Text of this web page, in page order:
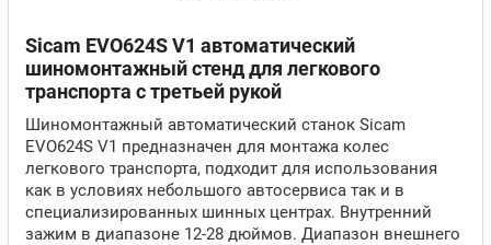
Sicam EVO624S V1 автоматический
шиномонтажный стенд для легкового
транспорта с третьей рукой
Шиномонтажный автоматический станок Sicam
EVO624S V1 предназначен для монтажа колес
легкового транспорта, подходит для использования
как в условиях небольшого автосервиса так и в
специализированных шинных центрах. Внутренний
зажим в диапазоне 12-28 дюймов. Диапазон внешнего